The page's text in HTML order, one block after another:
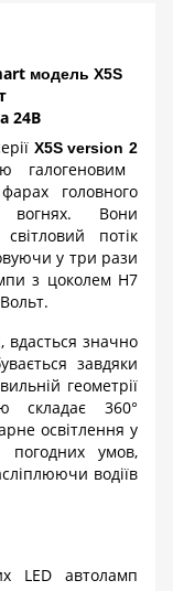
модель X5S
24В
X5S version 2
галогеновим
головного
вогнях. Вони
потік
у три рази
з цоколем H7
вдасться значно
завдяки
геометрії
складає 360°
освітлення у
умов,
водіїв
LED автоламп